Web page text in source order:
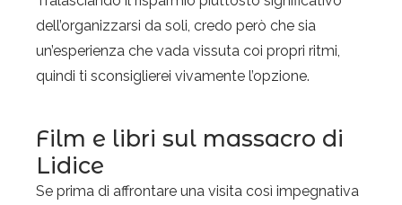
dell’organizzarsi da soli, credo però che sia
un’esperienza che vada vissuta coi propri ritmi,
quindi ti sconsiglierei vivamente l’opzione.
Film e libri sul massacro di
Lidice
Se prima di affrontare una visita così impegnativa